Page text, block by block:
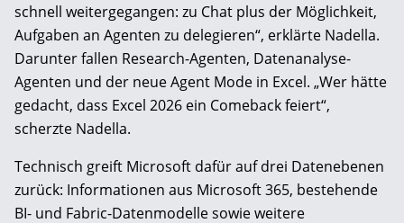
schnell weitergegangen: zu Chat plus der Möglichkeit,
Aufgaben an Agenten zu delegieren“, erklärte Nadella.
Darunter fallen Research-Agenten, Datenanalyse-
Agenten und der neue Agent Mode in Excel. „Wer hätte
gedacht, dass Excel 2026 ein Comeback feiert“,
scherzte Nadella.
Technisch greift Microsoft dafür auf drei Datenebenen
zurück: Informationen aus Microsoft 365, bestehende
BI- und Fabric-Datenmodelle sowie weitere